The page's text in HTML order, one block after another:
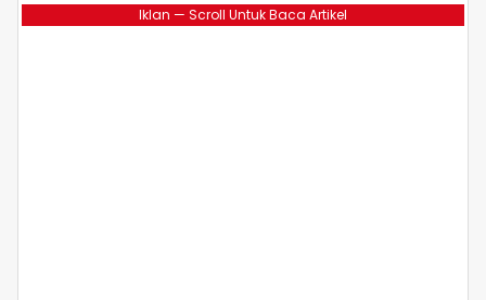
Iklan — Scroll Untuk Baca Artikel